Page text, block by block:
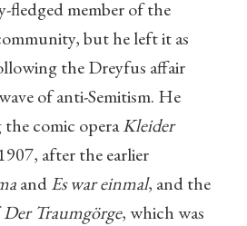
fledged member of the
but he left it as
the Dreyfus affair
of anti-Semitism. He
comic operaKleider
after the earlier
andEs war einmal, and the
Der Traumgörge, which was